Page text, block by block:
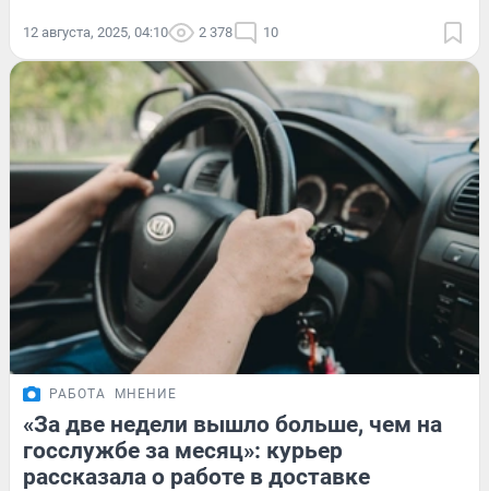
12 августа, 2025, 04:10 2 378 10
РАБОТА МНЕНИЕ
«За две недели вышло больше, чем на
госслужбе за месяц»: курьер
рассказала о работе в доставке